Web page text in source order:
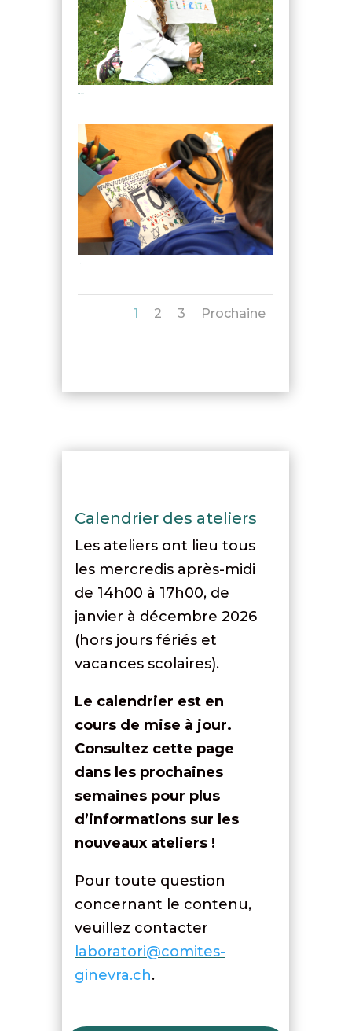
1 2 3 Prochaine
Calendrier des ateliers
Les ateliers ont lieu tous
les mercredis après-midi
de 14h00 à 17h00, de
janvier à décembre 2026
(hors jours fériés et
vacances scolaires).
Le calendrier est en
cours de mise à jour.
Consultez cette page
dans les prochaines
semaines pour plus
d’informations sur les
nouveaux ateliers !
Pour toute question
concernant le contenu,
veuillez contacter
laboratori@comites-
ginevra.ch.